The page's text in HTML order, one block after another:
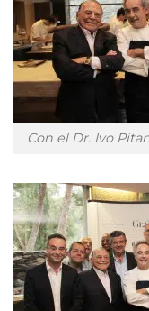
Con el Dr. Ivo